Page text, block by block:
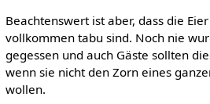
Beachtenswert ist aber, dass die
vollkommen tabu sind. Noch nie
gegessen und auch Gäste sollten
wenn sie nicht den Zorn eines
wollen.